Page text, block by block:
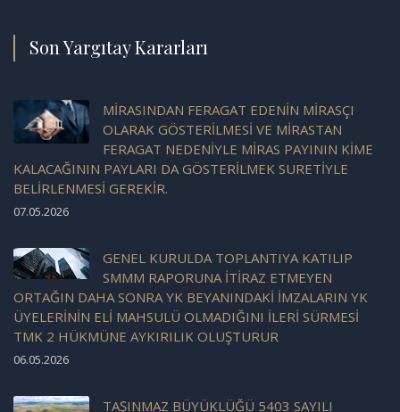
Son Yargıtay Kararları
MİRASINDAN FERAGAT EDENİN MİRASÇI
OLARAK GÖSTERİLMESİ VE MİRASTAN
FERAGAT NEDENİYLE MİRAS PAYININ KİME
KALACAĞININ PAYLARI DA GÖSTERİLMEK SURETİYLE
BELİRLENMESİ GEREKİR.
07.05.2026
GENEL KURULDA TOPLANTIYA KATILIP
SMMM RAPORUNA İTİRAZ ETMEYEN
ORTAĞIN DAHA SONRA YK BEYANINDAKİ İMZALARIN YK
ÜYELERİNİN ELİ MAHSULÜ OLMADIĞINI İLERİ SÜRMESİ
TMK 2 HÜKMÜNE AYKIRILIK OLUŞTURUR
06.05.2026
TAŞINMAZ BÜYÜKLÜĞÜ 5403 SAYILI